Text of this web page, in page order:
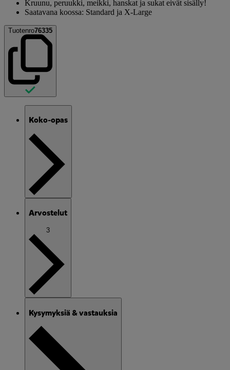
Kruunu, peruukki, meikki, hanskat ja sukat eivät sisälly!
Saatavana koossa: Standard ja X-Large
Tuotenro76335
Koko-opas
Arvostelut
3
Kysymyksiä & vastauksia